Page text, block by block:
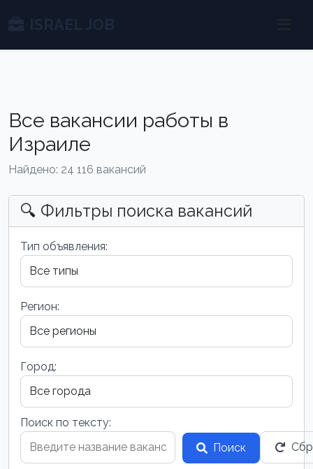
Все вакансии работы в
Израиле
Найдено: 24 116 вакансий
🔍 Фильтры поиска вакансий
Тип объявления:
Регион:
Город:
Поиск по тексту:
Поиск